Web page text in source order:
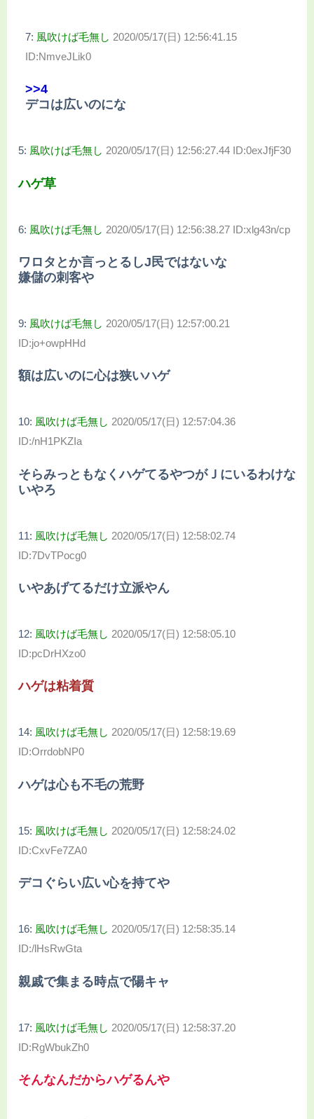
7: 風吹けば毛無し 2020/05/17(日) 12:56:41.15
ID:NmveJLik0
>>4
デコは広いのにな
5: 風吹けば毛無し 2020/05/17(日) 12:56:27.44 ID:0exJfjF30
ハゲ草
6: 風吹けば毛無し 2020/05/17(日) 12:56:38.27 ID:xlg43n/cp
ワロタとか言っとるしJ民ではないな
嫌儲の刺客や
9: 風吹けば毛無し 2020/05/17(日) 12:57:00.21
ID:jo+owpHHd
額は広いのに心は狭いハゲ
10: 風吹けば毛無し 2020/05/17(日) 12:57:04.36
ID:/nH1PKZIa
そらみっともなくハゲてるやつがＪにいるわけな
いやろ
11: 風吹けば毛無し 2020/05/17(日) 12:58:02.74
ID:7DvTPocg0
いやあげてるだけ立派やん
12: 風吹けば毛無し 2020/05/17(日) 12:58:05.10
ID:pcDrHXzo0
ハゲは粘着質
14: 風吹けば毛無し 2020/05/17(日) 12:58:19.69
ID:OrrdobNP0
ハゲは心も不毛の荒野
15: 風吹けば毛無し 2020/05/17(日) 12:58:24.02
ID:CxvFe7ZA0
デコぐらい広い心を持てや
16: 風吹けば毛無し 2020/05/17(日) 12:58:35.14
ID:/lHsRwGta
親戚で集まる時点で陽キャ
17: 風吹けば毛無し 2020/05/17(日) 12:58:37.20
ID:RgWbukZh0
そんなんだからハゲるんや